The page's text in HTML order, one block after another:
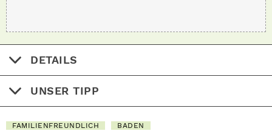
DETAILS
UNSER TIPP
FAMILIENFREUNDLICH BADEN